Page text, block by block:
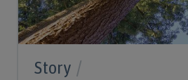
Story